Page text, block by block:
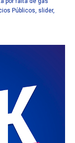
Públicos slider,